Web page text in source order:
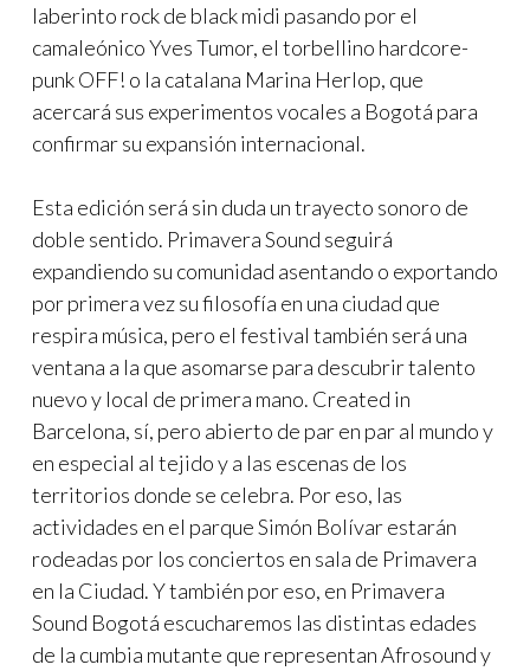
laberinto rock de black midi pasando por el
camaleónico Yves Tumor, el torbellino hardcore-
punk OFF! o la catalana Marina Herlop, que
acercará sus experimentos vocales a Bogotá para
confirmar su expansión internacional.
Esta edición será sin duda un trayecto sonoro de
doble sentido. Primavera Sound seguirá
expandiendo su comunidad asentando o exportando
por primera vez su filosofía en una ciudad que
respira música, pero el festival también será una
ventana a la que asomarse para descubrir talento
nuevo y local de primera mano. Created in
Barcelona, sí, pero abierto de par en par al mundo y
en especial al tejido y a las escenas de los
territorios donde se celebra. Por eso, las
actividades en el parque Simón Bolívar estarán
rodeadas por los conciertos en sala de Primavera
en la Ciudad. Y también por eso, en Primavera
Sound Bogotá escucharemos las distintas edades
de la cumbia mutante que representan Afrosound y